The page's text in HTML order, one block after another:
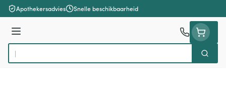
Ga naar de inhoud
Apothekersadvies Snelle beschikbaarheid
Menu
Product, merk, categorie...
Zoek